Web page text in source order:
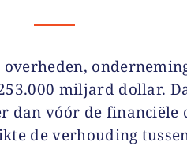
miljard dollar.
dan vóór de financiële
de verhouding